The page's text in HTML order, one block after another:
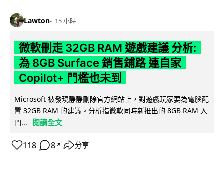
Lawton 15 小時
微軟刪走 32GB RAM 遊戲建議 分析:
為 8GB Surface 銷售鋪路 連自家
Copilot+ 門檻也未到
Microsoft 被發現靜靜刪除官方網站上，對遊戲玩家要為電腦配
置 32GB RAM 的建議。分析指微軟同時新推出的 8GB RAM 入
門...
閱讀全文
118 8 ↗ 分享